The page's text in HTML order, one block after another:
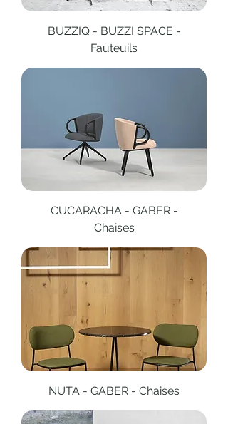
BUZZIQ - BUZZI SPACE -
Fauteuils
CUCARACHA - GABER -
Chaises
NUTA - GABER - Chaises